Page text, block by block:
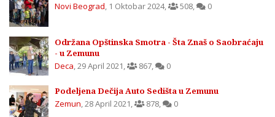
Novi Beograd, 1 Oktobar 2024, 508, 0
Održana Opštinska Smotra - Šta Znaš o Saobraćaju
- u Zemunu
Deca,29 April 2021, 867, 0
Podeljena Dečija Auto Sedišta u Zemunu
Zemun,28 April 2021, 878, 0